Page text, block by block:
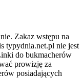
Zakaz wstępu na
typydnia.net.pl nie jest
do bukmacherów
prowizję za
posiadających